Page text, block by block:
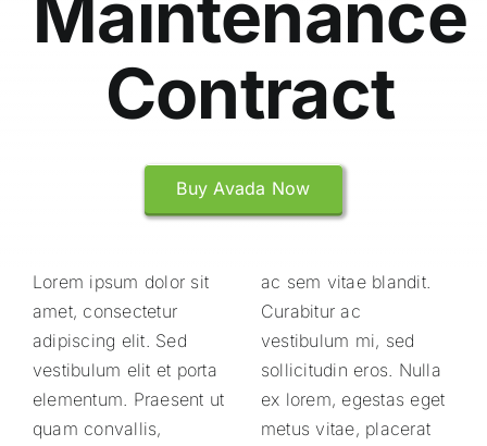
Effectbox
Contract
Buy Avada Now
Lorem ipsum dolor sit
amet, consectetur
adipiscing elit. Sed
vestibulum elit et porta
elementum. Praesent ut
quam convallis,
ac sem vitae blandit.
Curabitur ac
vestibulum mi, sed
sollicitudin eros. Nulla
ex lorem, egestas eget
metus vitae, placerat